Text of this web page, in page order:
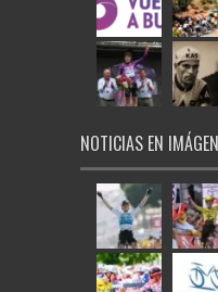
NOTICIAS EN